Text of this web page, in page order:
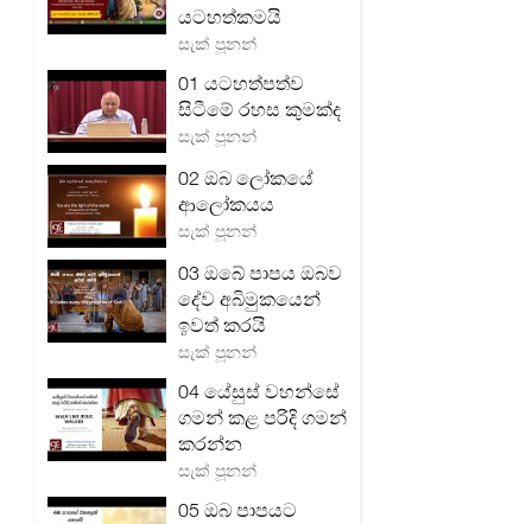
යටහත්කමයි
සැක් පූනන්
01 යටහත්පත්ව
සිටීමේ රහස කුමක්ද
සැක් පූනන්
02 ඔබ ලෝකයේ
ආලෝකයය
සැක් පූනන්
03 ඔබේ පාපය ඔබව
දේව අබිමුකයෙන්
ඉවත් කරයි
සැක් පූනන්
04 යේසුස් වහන්සේ
ගමන් කළ පරිදි ගමන්
කරන්න
සැක් පූනන්
05 ඔබ පාපයට